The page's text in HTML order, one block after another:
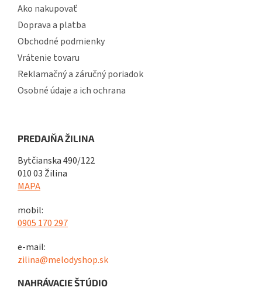
Ako nakupovať
Doprava a platba
Obchodné podmienky
Vrátenie tovaru
Reklamačný a záručný poriadok
Osobné údaje a ich ochrana
PREDAJŇA ŽILINA
Bytčianska 490/122
010 03 Žilina
MAPA
mobil:
0905 170 297
e-mail:
zilina@melodyshop.sk
NAHRÁVACIE ŠTÚDIO